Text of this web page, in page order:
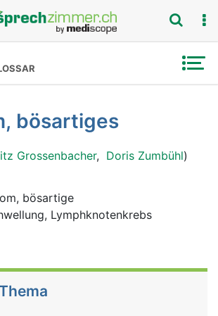
bösartiges
Grossenbacher, Doris Zumbühl)
bösartige
Lymphknotenkrebs